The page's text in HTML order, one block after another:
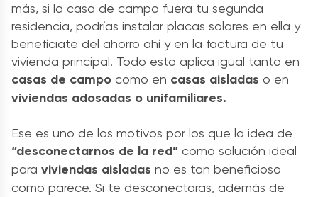
más, si la casa de campo fuera tu segunda
residencia, podrías instalar placas solares en ella y
benefíciate del ahorro ahí y en la factura de tu
vivienda principal. Todo esto aplica igual tanto en
casas de campo como en casas aisladas o en
viviendas adosadas o unifamiliares.
Ese es uno de los motivos por los que la idea de
“desconectarnos de la red” como solución ideal
para viviendas aisladas no es tan beneficioso
como parece. Si te desconectaras, además de